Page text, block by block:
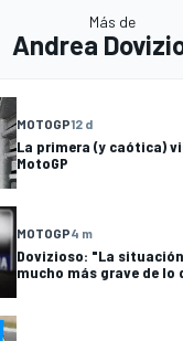
Más de
Andrea
MOTOGP12 d
La primera (y caótica)
MotoGP
MOTOGP4 m
Dovizioso: "La
mucho más grave de lo